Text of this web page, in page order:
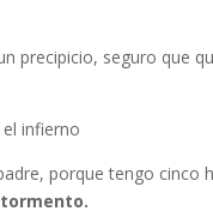
precipicio, seguro que
infierno
porque tengo cinco
tormento.